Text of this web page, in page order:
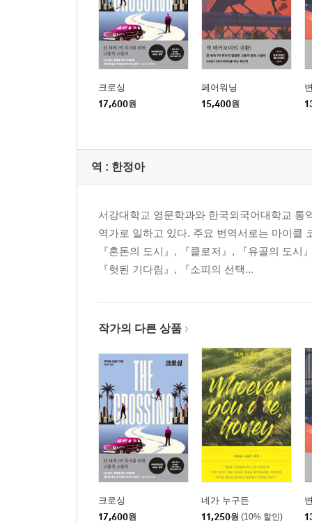
크로싱
17,600원
페어워닝
15,400원
역 : 한정아
서강대학교 영문학과와 한국외국어대학교
역가로 일하고 있다. 주요 번역서로는 마이클
『혼돈의 도시』, 『클로저』, 『유골의 도
『헛된 기다림』, 『소피의 선택...
작가의 다른 상품
크로싱
17,600원
네가 누구든
11,250원 (10% 할인)